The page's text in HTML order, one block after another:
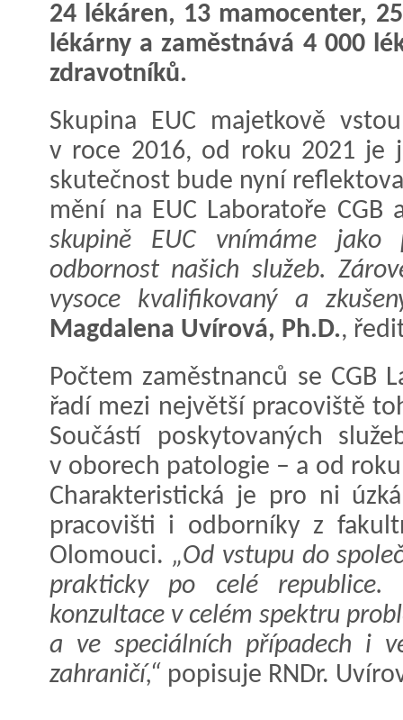
24 lékáren, 13 mamocenter,
lékárny a zaměstnává 4 000
zdravotníků.
Skupina EUC majetkově
v roce 2016, od roku 2021 je
skutečnost bude nyní
mění na EUC Laboratoře CGB
skupině EUC vnímáme
odbornost našich služeb.
vysoce kvalifikovaný a
Magdalena Uvírová, Ph.D.,
Počtem zaměstnanců se CGB
řadí mezi největší pracoviště
Součástí poskytovaných
v oborech patologie – a od
Charakteristická je pro ni
pracovišti i odborníky z
Olomouci. „Od vstupu do
prakticky po celé
konzultace v celém spektru
a ve speciálních případech i
zahraničí,“ popisuje RNDr.